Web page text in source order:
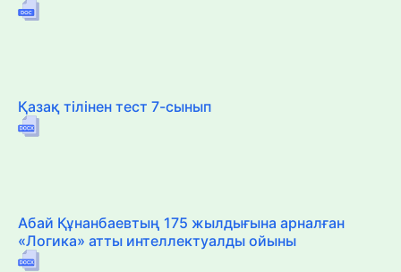
Қазақ тілінен тест 7-сынып
Абай Құнанбаевтың 175 жылдығына арналған
«Логика» атты интеллектуалды ойыны